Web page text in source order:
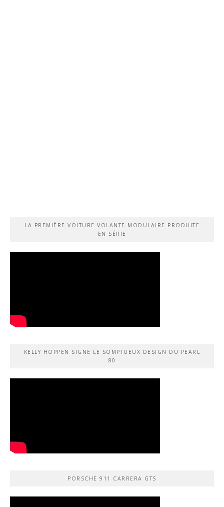
LA PREMIÈRE VOITURE VOLANTE MODULAIRE PRODUITE
EN SÉRIE
KELLY HOPPEN SIGNE LE SOMPTUEUX DESIGN DU PEARL
80
PORSCHE 911 CARRERA GTS